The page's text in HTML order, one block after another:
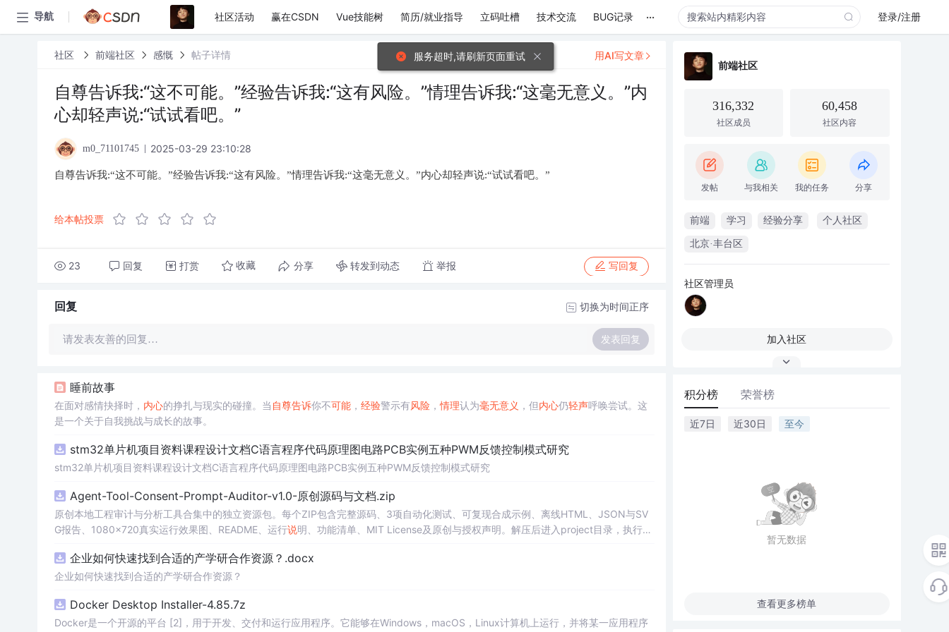
导航 社区活动 赢在CSDN Vue技能树 简历/就业指导 立码吐槽 技术交流 BUG记录 ... 登录/注册
社区 前端社区 感慨 帖子详情
自尊告诉我:“这不可能。”经验告诉我:“这有风险。”情理告诉我:“这毫无意义。”内
心却轻声说:“试试看吧。”
m0_71101745 2025-03-29 23:10:28
自尊告诉我:“这不可能。”经验告诉我:“这有风险。”情理告诉我:“这毫无意义。”内心却轻声说:“试试看吧。”
给本帖投票
23 回复 打赏 收藏 分享 转发到动态 举报 写回复
用AI写文章
回复 切换为时间正序
请发表友善的回复… 发表回复
睡前故事
在面对感情抉择时， 内心的挣扎与现实的碰撞。当 自尊告诉你不可能， 经验警示有风险，情理认为毫无意义 ，但内心仍轻声呼唤尝试。这
是一个关于自我挑战与成长的故事。
stm32单片机项目资料课程设计文档C语言程序代码原理图电路PCB实例五种PWM反馈控制模式研究
stm32单片机项目资料课程设计文档C语言程序代码原理图电路PCB实例五种PWM反馈控制模式研究
Agent-Tool-Consent-Prompt-Auditor-v1.0-原创源码与文档.zip
原创本地工程审计与分析工具合集中的独立资源包。每个ZIP包含完整源码、3项自动化测试、可复现合成示例、离线HTML、JSON与SV
G报告、1080×720真实运行效果图、README、运行说明、功能清单、MIT License及原创与授权声明。解压后进入project目录，执行np
源码、Logo、官方截图、论文、生产日志或其他受限素材。适合前端开发、AI应用工程、测试审计和课程实践。
企业如何快速找到合适的产学研合作资源？.docx
企业如何快速找到合适的产学研合作资源？
Docker Desktop Installer-4.85.7z
Docker是一个开源的平台 [2]，用于开发、交付和运行应用程序。它能够在Windows，macOS，Linux计算机上运行，并将某一应用程序
前端社区
316,332
社区成员
60,458
社区内容
发帖 与我相关 我的任务 分享
前端 学习 经验分享 个人社区
北京·丰台区
社区管理员
加入社区
积分榜 荣誉榜
近7日 近30日 至今
暂无数据
查看更多榜单
服务超时,请刷新页面重试